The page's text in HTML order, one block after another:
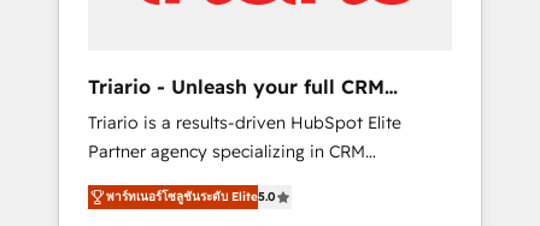
business needs. We are thrilled to have Blue
HubSpot “Our experience with the team at
Blue Frog has been nothing short of
extraordinary. Their years of experience and
quality of skilled staff has earned them a
trusted reputation within the HubSpot
Triario - Unleash your full CRM
potential
Triario is a results-driven HubSpot Elite
Partner agency specializing in CRM
implementations & migrations, Revenue
Operations, Custom Integrations, Custom AI
พาร์ทเนอร์โซลูชันระดับ Elite5.0